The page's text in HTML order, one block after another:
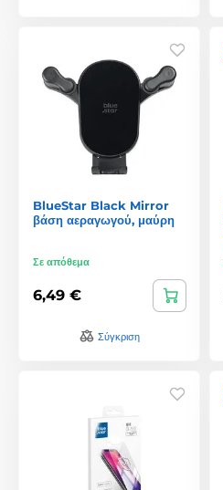
BlueStar Black Mirror
βάση αεραγωγού, μαύρη
Σε απόθεμα
6,49 €
Σύγκριση